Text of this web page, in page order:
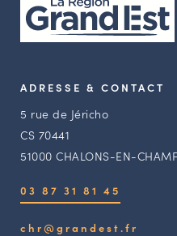
ADRESSE & CONTACT
5 rue de Jéricho
CS 70441
51000 CHALONS-EN-
03 87 31 81 45
chr@grandest.fr